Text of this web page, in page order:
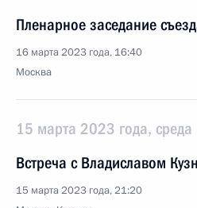
Пленарное заседание
16 марта 2023 года, 16:40
Москва
15 марта 2023 года, среда
Встреча с Владиславом
15 марта 2023 года, 21:20